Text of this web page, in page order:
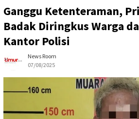
Ganggu Ketenteraman,
Badak Diringkus Warga
Kantor Polisi
News Room
07/08/2025